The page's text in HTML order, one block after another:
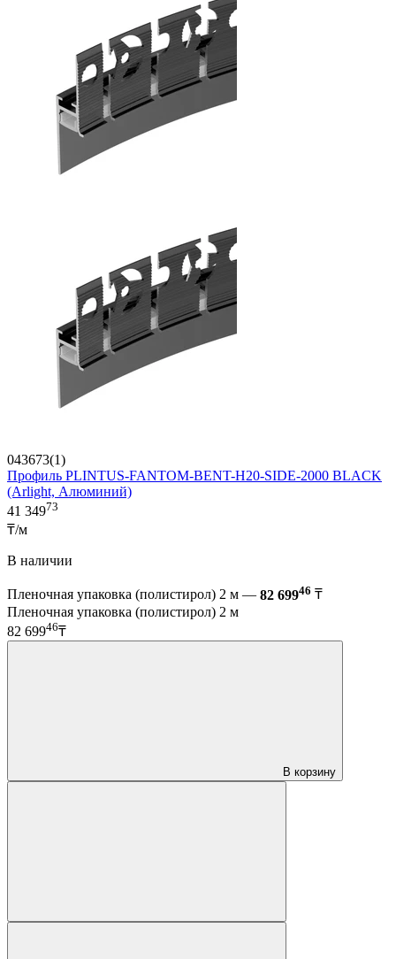
043673(1)
Профиль PLINTUS-FANTOM-BENT-H20-SIDE-2000 BLACK
(Arlight, Алюминий)
41 34973
₸/м
В наличии
Пленочная упаковка (полистирол) 2 м — 82 69946 ₸
Пленочная упаковка (полистирол) 2 м
82 69946₸
В корзину